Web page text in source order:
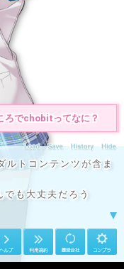
ろでchobitってなに？
ルトコンテンツが含ま
も大丈夫だろう